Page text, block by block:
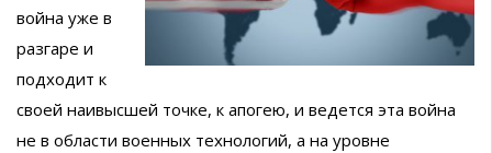
война уже в
разгаре и
подходит к
своей наивысшей точке, к апогею, и ведется эта война
не в области военных технологий, а на уровне